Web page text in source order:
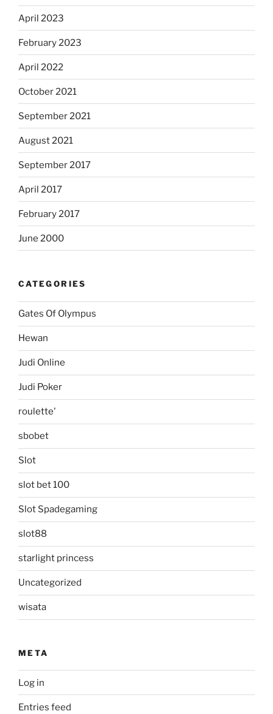
April 2023
February 2023
April 2022
October 2021
September 2021
August 2021
September 2017
April 2017
February 2017
June 2000
CATEGORIES
Gates Of Olympus
Hewan
Judi Online
Judi Poker
roulette'
sbobet
Slot
slot bet 100
Slot Spadegaming
slot88
starlight princess
Uncategorized
wisata
META
Log in
Entries feed